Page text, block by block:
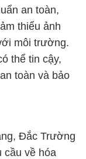
an toàn,
thiểu ảnh
môi trường.
thể tin cậy,
toàn và bảo
Đắc Trường
cầu về hóa